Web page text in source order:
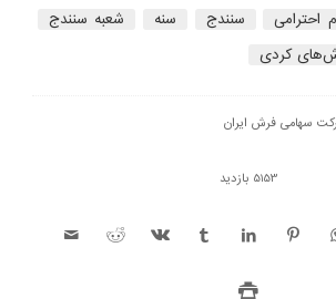
احترامی سنندج سنه
شعبه سنندج
کردی
سهامی فرش ایران
5153 بازدید